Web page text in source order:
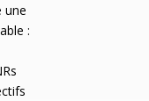
une
: